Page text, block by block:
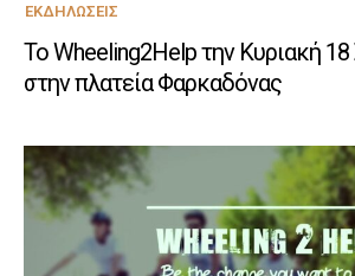
ΕΚΔΗΛΏΣΕΙΣ
Το Wheeling2Help την Κυριακή
στην πλατεία Φαρκαδόνας